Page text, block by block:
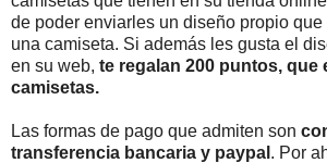
de poder enviarles un diseño propio
una camiseta. Si además les gusta el
en su web, te regalan 200 puntos, que
camisetas.
Las formas de pago que admiten son
transferencia bancaria y paypal . Por